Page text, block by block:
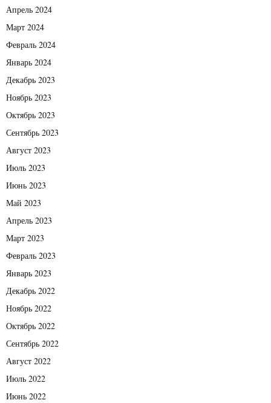
Апрель 2024
Март 2024
Февраль 2024
Январь 2024
Декабрь 2023
Ноябрь 2023
Октябрь 2023
Сентябрь 2023
Август 2023
Июль 2023
Июнь 2023
Май 2023
Апрель 2023
Март 2023
Февраль 2023
Январь 2023
Декабрь 2022
Ноябрь 2022
Октябрь 2022
Сентябрь 2022
Август 2022
Июль 2022
Июнь 2022